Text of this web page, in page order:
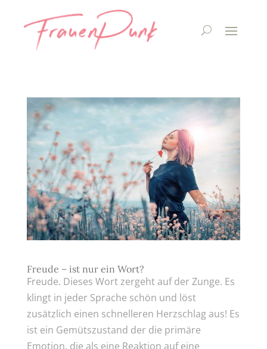
Freude – ist nur ein Wort?
Freude. Dieses Wort zergeht auf der Zunge. Es
klingt in jeder Sprache schön und löst
zusätzlich einen schnelleren Herzschlag aus! Es
ist ein Gemütszustand der die primäre
Emotion, die als eine Reaktion auf eine